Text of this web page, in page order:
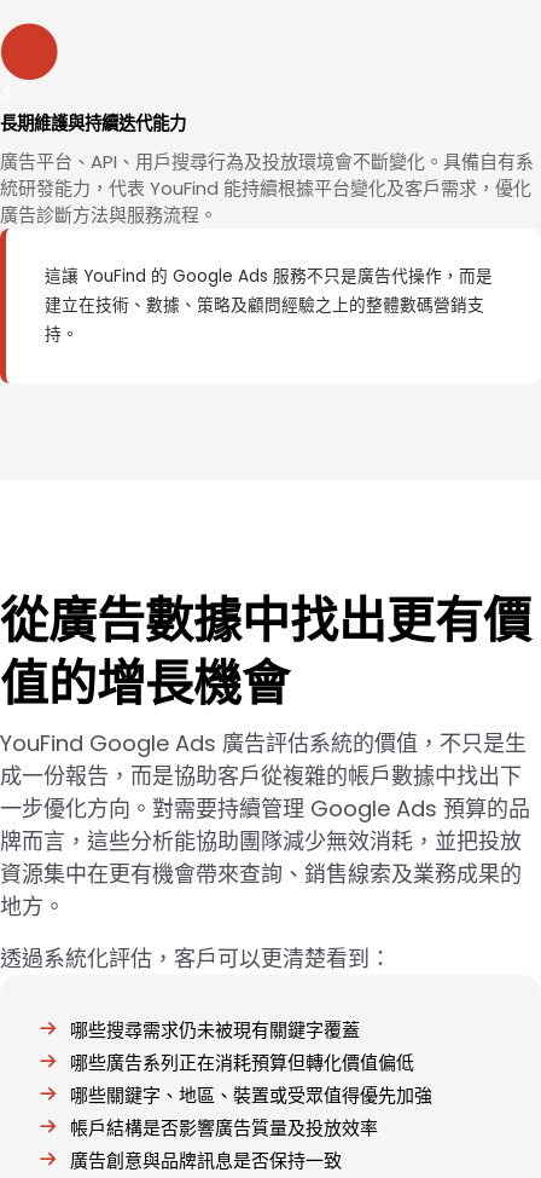
長期維護與持續迭代能力
廣告平台、API、用戶搜尋行為及投放環境會不斷變化。具備自有系
統研發能力，代表 YouFind 能持續根據平台變化及客戶需求，優化
廣告診斷方法與服務流程。
這讓 YouFind 的 Google Ads 服務不只是廣告代操作，而是
建立在技術、數據、策略及顧問經驗之上的整體數碼營銷支
持。
從廣告數據中找出更有價
值的增長機會
YouFind Google Ads 廣告評估系統的價值，不只是生
成一份報告，而是協助客戶從複雜的帳戶數據中找出下
一步優化方向。對需要持續管理 Google Ads 預算的品
牌而言，這些分析能協助團隊減少無效消耗，並把投放
資源集中在更有機會帶來查詢、銷售線索及業務成果的
地方。
透過系統化評估，客戶可以更清楚看到：
哪些搜尋需求仍未被現有關鍵字覆蓋
哪些廣告系列正在消耗預算但轉化價值偏低
哪些關鍵字、地區、裝置或受眾值得優先加強
帳戶結構是否影響廣告質量及投放效率
廣告創意與品牌訊息是否保持一致